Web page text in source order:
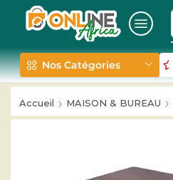
Nos Catégories
Accueil MAISON & BUREAU